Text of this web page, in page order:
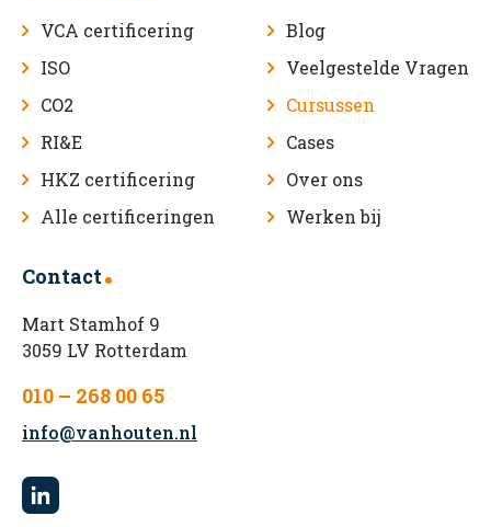
VCA certificering
ISO
CO2
RI&E
HKZ certificering
Alle certificeringen
Blog
Veelgestelde Vragen
Cursussen
Cases
Over ons
Werken bij
Contact
Mart Stamhof 9
3059 LV Rotterdam
010 – 268 00 65
info@vanhouten.nl